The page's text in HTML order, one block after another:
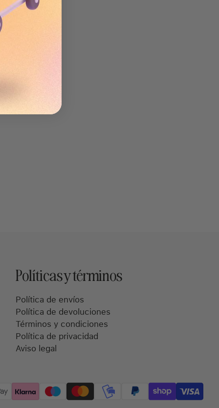
Políticas y términos
Política de envíos
Política de devoluciones
Términos y condiciones
Política de privacidad
Aviso legal